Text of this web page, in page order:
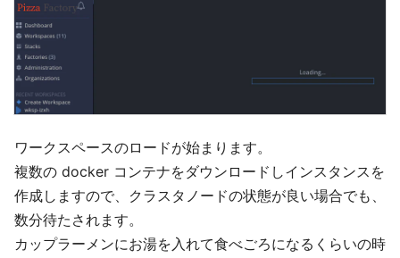
ワークスペースのロードが始まります。
複数の docker コンテナをダウンロードしインスタンスを
作成しますので、クラスタノードの状態が良い場合でも、
数分待たされます。
カップラーメンにお湯を入れて食べごろになるくらいの時